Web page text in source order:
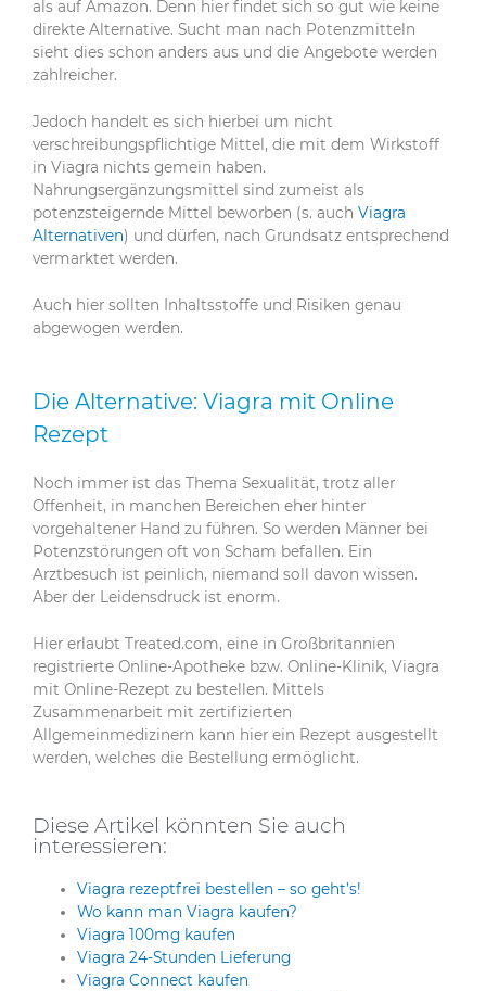
als auf Amazon. Denn hier findet sich so gut wie keine
direkte Alternative. Sucht man nach Potenzmitteln
sieht dies schon anders aus und die Angebote werden
zahlreicher.
Jedoch handelt es sich hierbei um nicht
verschreibungspflichtige Mittel, die mit dem Wirkstoff
in Viagra nichts gemein haben.
Nahrungsergänzungsmittel sind zumeist als
potenzsteigernde Mittel beworben (s. auch Viagra
Alternativen) und dürfen, nach Grundsatz entsprechend
vermarktet werden.
Auch hier sollten Inhaltsstoffe und Risiken genau
abgewogen werden.
Die Alternative: Viagra mit Online
Rezept
Noch immer ist das Thema Sexualität, trotz aller
Offenheit, in manchen Bereichen eher hinter
vorgehaltener Hand zu führen. So werden Männer bei
Potenzstörungen oft von Scham befallen. Ein
Arztbesuch ist peinlich, niemand soll davon wissen.
Aber der Leidensdruck ist enorm.
Hier erlaubt Treated.com, eine in Großbritannien
registrierte Online-Apotheke bzw. Online-Klinik, Viagra
mit Online-Rezept zu bestellen. Mittels
Zusammenarbeit mit zertifizierten
Allgemeinmedizinern kann hier ein Rezept ausgestellt
werden, welches die Bestellung ermöglicht.
Diese Artikel könnten Sie auch
interessieren:
Viagra rezeptfrei bestellen – so geht’s!
Wo kann man Viagra kaufen?
Viagra 100mg kaufen
Viagra 24-Stunden Lieferung
Viagra Connect kaufen